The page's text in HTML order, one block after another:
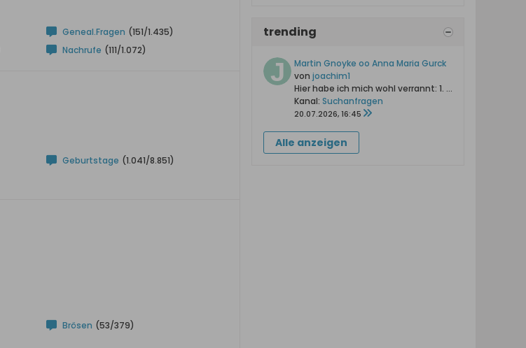
Geneal.Fragen (151/1.435)
Nachrufe (111/1.072)
Geburtstage (1.041/8.851)
Brösen (53/379)
trending
Martin Gnoyke oo Anna Maria Gurck
von joachim1
Hier habe ich mich wohl verrannt: 1. Familie
Kanal: Suchanfragen
20.07.2026, 16:45
Alle anzeigen